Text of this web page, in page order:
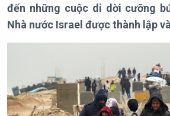
Thời
Bản tin
đến những cuộc di dời cưỡng
Nhà nước Israel được thành lập